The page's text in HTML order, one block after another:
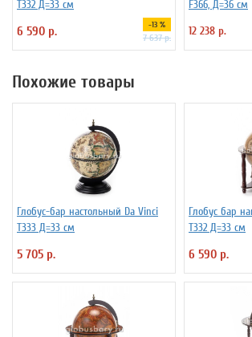
T332 Д=33 см
6 590 р. -13 %
7 637 р.
F366, Д=36 см
12 238 р.
Похожие товары
Глобус-бар настольный Da Vinci
T333 Д=33 см
5 705 р.
Глобус бар
T332 Д=33 см
6 590 р.